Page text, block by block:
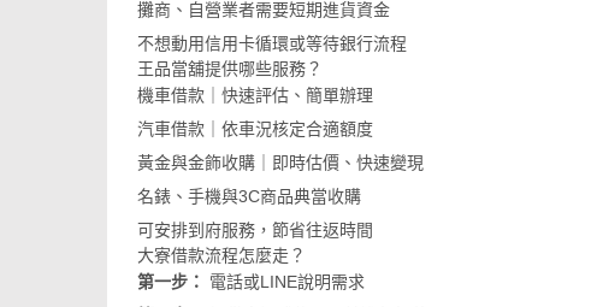
攤商、自營業者需要短期進貨資金
不想動用信用卡循環或等待銀行流程
王品當舖提供哪些服務？
機車借款｜快速評估、簡單辦理
汽車借款｜依車況核定合適額度
黃金與金飾收購｜即時估價、快速變現
名錶、手機與3C商品典當收購
可安排到府服務，節省往返時間
大寮借款流程怎麼走？
第一步：
電話或LINE說明需求